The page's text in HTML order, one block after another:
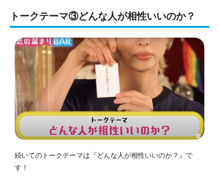
トークテーマ③どんな人が相性いいのか？
続いてのトークテーマは『どんな人が相性いいのか？』で
す！